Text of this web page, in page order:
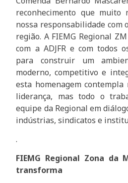
reconhecimento que muito
nossa responsabilidade com
região. A FIEMG Regional
com a ADJFR e com todos
para construir um
moderno, competitivo e
esta homenagem
liderança, mas todo o
equipe da Regional em
indústrias, sindicatos e
.
FIEMG Regional Zona da
transforma